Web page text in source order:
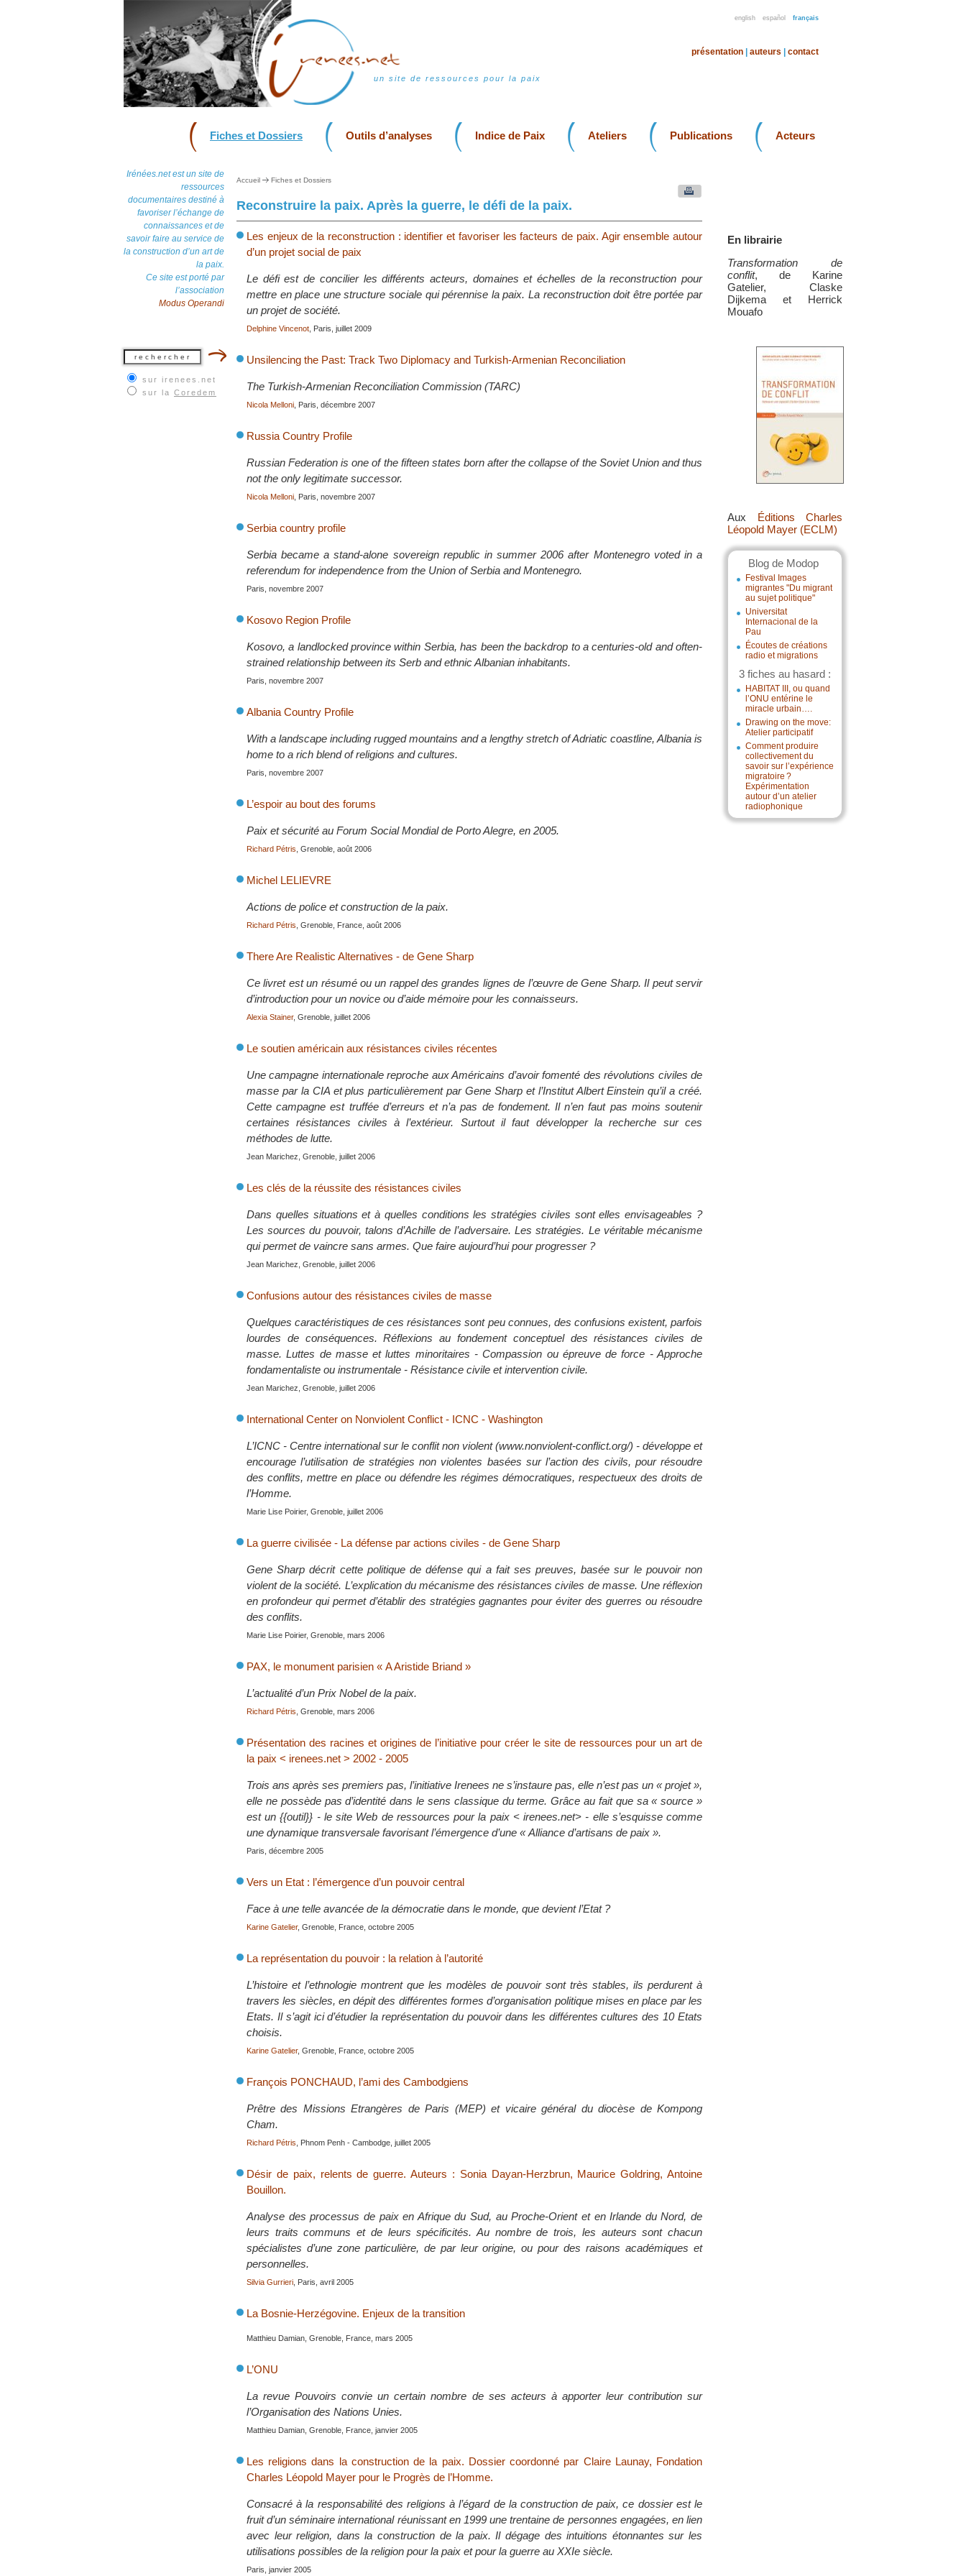
english español français
un site de ressources pour la paix
présentation auteurs contact
Fiches et Dossiers Outils d’analyses Indice de Paix Ateliers Publications Acteurs
Irénées.net est un site de
ressources
documentaires destiné à
favoriser l’échange de
connaissances et de
savoir faire au service de
la construction d’un art de
la paix.
Ce site est porté par
l’association
Modus Operandi
sur irenees.net
sur la Coredem
En librairie
Transformation de
conflit, de Karine
Gatelier, Claske
Dijkema et Herrick
Mouafo
Aux Éditions Charles
Léopold Mayer (ECLM)
Blog de Modop
Festival Images
migrantes "Du migrant
au sujet politique"
Universitat
Internacional de la
Pau
Écoutes de créations
radio et migrations
3 fiches au hasard :
HABITAT III, ou quand
l’ONU entérine le
miracle urbain….
Drawing on the move:
Atelier participatif
Comment produire
collectivement du
savoir sur l’expérience
migratoire ?
Expérimentation
autour d’un atelier
radiophonique
Accueil Fiches et Dossiers
Reconstruire la paix. Après la guerre, le défi de la paix.
Les enjeux de la reconstruction : identifier et favoriser les facteurs de paix. Agir ensemble autour
d’un projet social de paix
Le défi est de concilier les différents acteurs, domaines et échelles de la reconstruction pour
mettre en place une structure sociale qui pérennise la paix. La reconstruction doit être portée par
un projet de société.
Delphine Vincenot , Paris, juillet 2009
Unsilencing the Past: Track Two Diplomacy and Turkish-Armenian Reconciliation
The Turkish-Armenian Reconciliation Commission (TARC)
Nicola Melloni , Paris, décembre 2007
Russia Country Profile
Russian Federation is one of the fifteen states born after the collapse of the Soviet Union and thus
not the only legitimate successor.
Nicola Melloni , Paris, novembre 2007
Serbia country profile
Serbia became a stand-alone sovereign republic in summer 2006 after Montenegro voted in a
referendum for independence from the Union of Serbia and Montenegro.
Paris, novembre 2007
Kosovo Region Profile
Kosovo, a landlocked province within Serbia, has been the backdrop to a centuries-old and often-
strained relationship between its Serb and ethnic Albanian inhabitants.
Paris, novembre 2007
Albania Country Profile
With a landscape including rugged mountains and a lengthy stretch of Adriatic coastline, Albania is
home to a rich blend of religions and cultures.
Paris, novembre 2007
L’espoir au bout des forums
Paix et sécurité au Forum Social Mondial de Porto Alegre, en 2005.
Richard Pétris , Grenoble, août 2006
Michel LELIEVRE
Actions de police et construction de la paix.
Richard Pétris , Grenoble, France, août 2006
There Are Realistic Alternatives - de Gene Sharp
Ce livret est un résumé ou un rappel des grandes lignes de l’œuvre de Gene Sharp. Il peut servir
d’introduction pour un novice ou d’aide mémoire pour les connaisseurs.
Alexia Stainer, Grenoble, juillet 2006
Le soutien américain aux résistances civiles récentes
Une campagne internationale reproche aux Américains d’avoir fomenté des révolutions civiles de
masse par la CIA et plus particulièrement par Gene Sharp et l’Institut Albert Einstein qu’il a créé.
Cette campagne est truffée d’erreurs et n’a pas de fondement. Il n’en faut pas moins soutenir
certaines résistances civiles à l’extérieur. Surtout il faut développer la recherche sur ces
méthodes de lutte.
Jean Marichez, Grenoble, juillet 2006
Les clés de la réussite des résistances civiles
Dans quelles situations et à quelles conditions les stratégies civiles sont elles envisageables ?
Les sources du pouvoir, talons d’Achille de l’adversaire. Les stratégies. Le véritable mécanisme
qui permet de vaincre sans armes. Que faire aujourd’hui pour progresser ?
Jean Marichez, Grenoble, juillet 2006
Confusions autour des résistances civiles de masse
Quelques caractéristiques de ces résistances sont peu connues, des confusions existent, parfois
lourdes de conséquences. Réflexions au fondement conceptuel des résistances civiles de
masse. Luttes de masse et luttes minoritaires - Compassion ou épreuve de force - Approche
fondamentaliste ou instrumentale - Résistance civile et intervention civile.
Jean Marichez, Grenoble, juillet 2006
International Center on Nonviolent Conflict - ICNC - Washington
L’ICNC - Centre international sur le conflit non violent (www.nonviolent-conflict.org/) - développe et
encourage l’utilisation de stratégies non violentes basées sur l’action des civils, pour résoudre
des conflits, mettre en place ou défendre les régimes démocratiques, respectueux des droits de
l’Homme.
Marie Lise Poirier, Grenoble, juillet 2006
La guerre civilisée - La défense par actions civiles - de Gene Sharp
Gene Sharp décrit cette politique de défense qui a fait ses preuves, basée sur le pouvoir non
violent de la société. L’explication du mécanisme des résistances civiles de masse. Une réflexion
en profondeur qui permet d’établir des stratégies gagnantes pour éviter des guerres ou résoudre
des conflits.
Marie Lise Poirier, Grenoble, mars 2006
PAX, le monument parisien « A Aristide Briand »
L’actualité d’un Prix Nobel de la paix.
Richard Pétris , Grenoble, mars 2006
Présentation des racines et origines de l’initiative pour créer le site de ressources pour un art de
la paix < irenees.net > 2002 - 2005
Trois ans après ses premiers pas, l’initiative Irenees ne s’instaure pas, elle n’est pas un « projet »,
elle ne possède pas d’identité dans le sens classique du terme. Grâce au fait que sa « source »
est un {{outil}} - le site Web de ressources pour la paix < irenees.net> - elle s’esquisse comme
une dynamique transversale favorisant l’émergence d’une « Alliance d’artisans de paix ».
Paris, décembre 2005
Vers un Etat : l’émergence d’un pouvoir central
Face à une telle avancée de la démocratie dans le monde, que devient l’Etat ?
Karine Gatelier, Grenoble, France, octobre 2005
La représentation du pouvoir : la relation à l’autorité
L’histoire et l’ethnologie montrent que les modèles de pouvoir sont très stables, ils perdurent à
travers les siècles, en dépit des différentes formes d’organisation politique mises en place par les
Etats. Il s’agit ici d’étudier la représentation du pouvoir dans les différentes cultures des 10 Etats
choisis.
Karine Gatelier, Grenoble, France, octobre 2005
François PONCHAUD, l’ami des Cambodgiens
Prêtre des Missions Etrangères de Paris (MEP) et vicaire général du diocèse de Kompong
Cham.
Richard Pétris , Phnom Penh - Cambodge, juillet 2005
Désir de paix, relents de guerre. Auteurs : Sonia Dayan-Herzbrun, Maurice Goldring, Antoine
Bouillon.
Analyse des processus de paix en Afrique du Sud, au Proche-Orient et en Irlande du Nord, de
leurs traits communs et de leurs spécificités. Au nombre de trois, les auteurs sont chacun
spécialistes d’une zone particulière, de par leur origine, ou pour des raisons académiques et
personnelles.
Silvia Gurrieri , Paris, avril 2005
La Bosnie-Herzégovine. Enjeux de la transition
Matthieu Damian, Grenoble, France, mars 2005
L’ONU
La revue Pouvoirs convie un certain nombre de ses acteurs à apporter leur contribution sur
l’Organisation des Nations Unies.
Matthieu Damian, Grenoble, France, janvier 2005
Les religions dans la construction de la paix. Dossier coordonné par Claire Launay, Fondation
Charles Léopold Mayer pour le Progrès de l’Homme.
Consacré à la responsabilité des religions à l’égard de la construction de paix, ce dossier est le
fruit d’un séminaire international réunissant en 1999 une trentaine de personnes engagées, en lien
avec leur religion, dans la construction de la paix. Il dégage des intuitions étonnantes sur les
utilisations possibles de la religion pour la paix et pour la guerre au XXIe siècle.
Paris, janvier 2005